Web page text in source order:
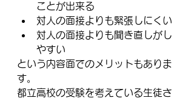
ことが出来る
対人の面接よりも緊張しにくい
対人の面接よりも聞き直しがし
やすい
という内容面でのメリットもありま
す。
都立高校の受験を考えている生徒さ